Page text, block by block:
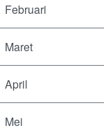
Februari
Maret
April
Mei